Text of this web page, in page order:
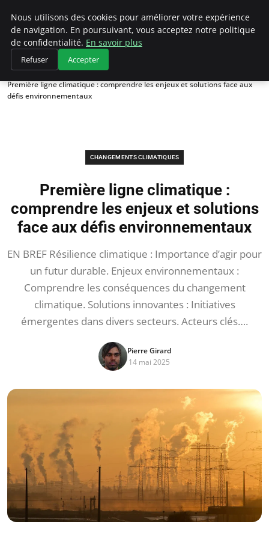
Climategatecountryclub.com
Accueil
Changements climatiques
Première ligne climatique : comprendre les enjeux et solutions face aux
défis environnementaux
CHANGEMENTS CLIMATIQUES
Première ligne climatique :
comprendre les enjeux et solutions
face aux défis environnementaux
EN BREF Résilience climatique : Importance d’agir pour
un futur durable. Enjeux environnementaux :
Comprendre les conséquences du changement
climatique. Solutions innovantes : Initiatives
émergentes dans divers secteurs. Acteurs clés….
Pierre Girard
14 mai 2025
Nous utilisons des cookies pour améliorer votre expérience
de navigation. En poursuivant, vous acceptez notre politique
de confidentialité. En savoir plus
Refuser Accepter